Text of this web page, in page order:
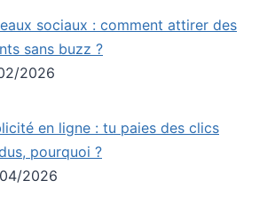
sociaux : comment attirer des
sans buzz ?
2026
en ligne : tu paies des clics
pourquoi ?
2026